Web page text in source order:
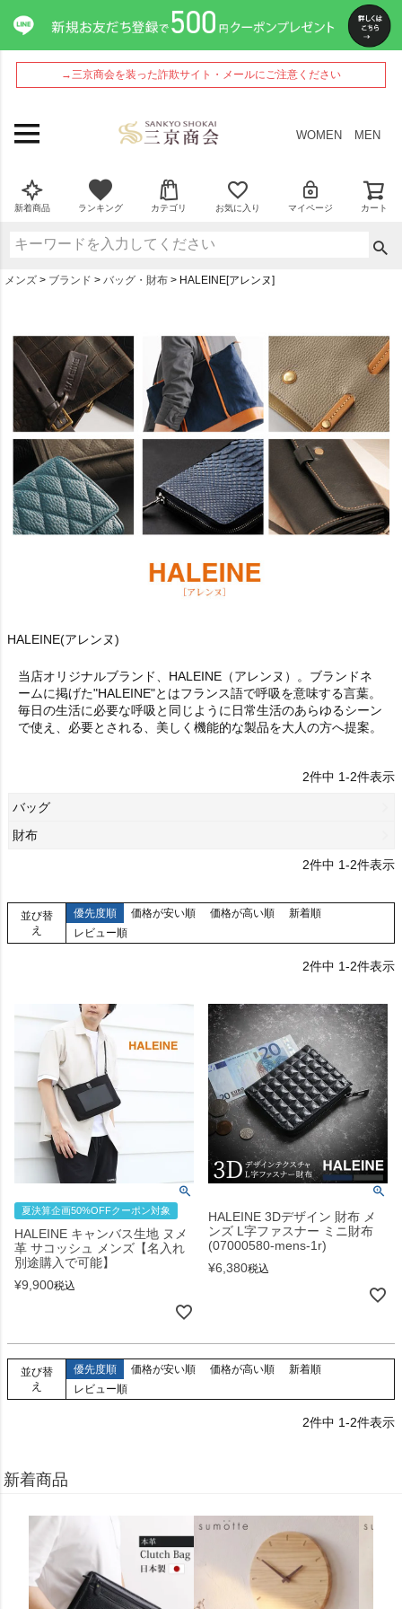
→三京商会を装った詐欺サイト・メールにご注意ください
WOMEN MEN
新着商品 ランキング カテゴリ お気に入り マイページ カート
メンズ ブランド バッグ・財布 HALEINE[アレンヌ]
HALEINE(アレンヌ)
当店オリジナルブランド、HALEINE（アレンヌ）。ブランドネ
ームに掲げた"HALEINE"とはフランス語で呼吸を意味する言葉。
毎日の生活に必要な呼吸と同じように日常生活のあらゆるシーン
で使え、必要とされる、美しく機能的な製品を大人の方へ提案。
2件中 1-2件表示
バッグ
財布
2件中 1-2件表示
並び替
え
優先度順 価格が安い順 価格が高い順
新着順
レビュー順
2件中 1-2件表示
夏決算企画50%OFFクーポン対象
HALEINE キャンバス生地 ヌメ
革 サコッシュ メンズ【名入れ
別途購入で可能】
¥9,900税込
HALEINE 3Dデザイン 財布 メ
ンズ L字ファスナー ミニ財布
(07000580-mens-1r)
¥6,380税込
並び替
え
優先度順 価格が安い順 価格が高い順
新着順
レビュー順
2件中 1-2件表示
新着商品